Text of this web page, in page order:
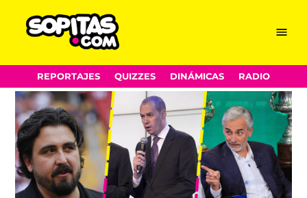
Skip
to
content
Menu
REPORTAJES QUIZZES DINÁMICAS RADIO